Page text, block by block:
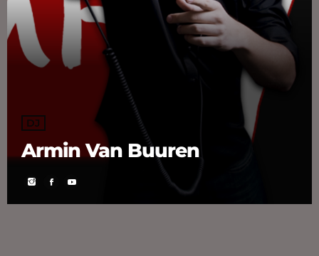
DJ
Armin Van Buuren